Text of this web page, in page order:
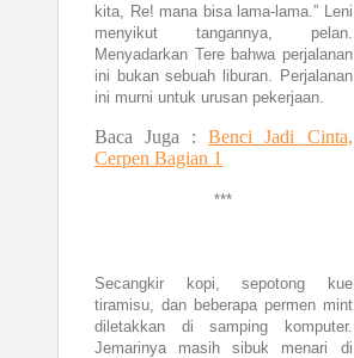
kita, Re! mana bisa lama-lama.” Leni
menyikut tangannya, pelan.
Menyadarkan Tere bahwa perjalanan
ini bukan sebuah liburan. Perjalanan
ini murni untuk urusan pekerjaan.
Baca Juga :Benci Jadi Cinta,
Cerpen Bagian 1
***
Secangkir kopi, sepotong kue
tiramisu, dan beberapa permen mint
diletakkan di samping komputer.
Jemarinya masih sibuk menari di